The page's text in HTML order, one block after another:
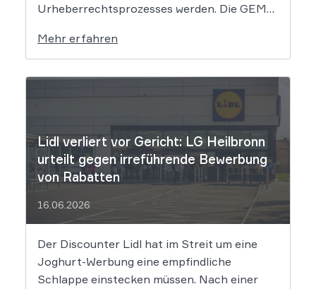
Urheberrechtsprozesses werden. Die GEMA
will die Rechte ihrer Mitglieder verteidigen.
Dem Unternehmen hinter der populären KI-
Musik-App werden massive
Urheberrechtsverletzungen vorgeworfen.
Die entscheidende Frage lautet: Durfte Suno
Mehr erfahren
Lidl verliert vor Gericht: LG Heilbronn
urteilt gegen irreführende Bewerbung
von Rabatten
16.06.2026
Der Discounter Lidl hat im Streit um eine
Joghurt-Werbung eine empfindliche
Schlappe einstecken müssen. Nach einer